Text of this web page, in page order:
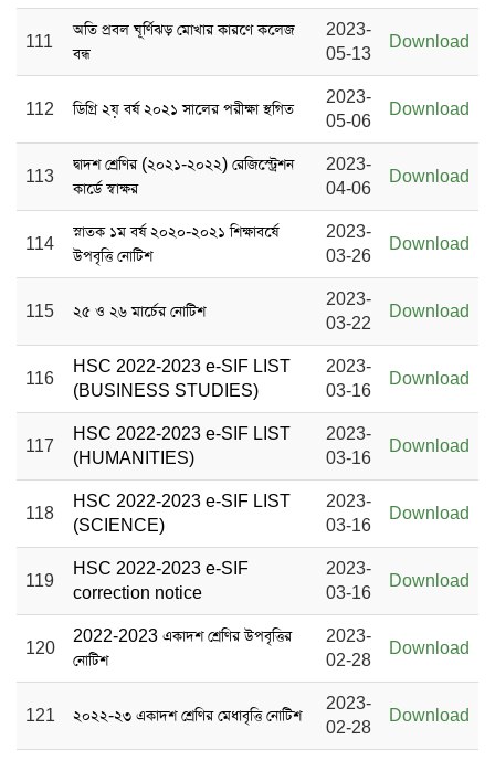
111
অতি প্রবল ঘূর্ণিঝড় মোখার কারণে কলেজ
বন্ধ
2023-
05-13
Download
112 ডিগ্রি ২য় বর্ষ ২০২১ সালের পরীক্ষা স্থগিত
2023-
05-06
Download
113
দ্বাদশ শ্রেণির (২০২১-২০২২) রেজিস্ট্রেশন
কার্ডে স্বাক্ষর
2023-
04-06
Download
114
স্নাতক ১ম বর্ষ ২০২০-২০২১ শিক্ষাবর্ষে
উপবৃত্তি নোটিশ
2023-
03-26
Download
115 ২৫ ও ২৬ মার্চের নোটিশ
2023-
03-22
Download
116
HSC 2022-2023 e-SIF LIST
(BUSINESS STUDIES)
2023-
03-16
Download
117
HSC 2022-2023 e-SIF LIST
(HUMANITIES)
2023-
03-16
Download
118
HSC 2022-2023 e-SIF LIST
(SCIENCE)
2023-
03-16
Download
119
HSC 2022-2023 e-SIF
correction notice
2023-
03-16
Download
120
2022-2023 একাদশ শ্রেণির উপবৃত্তির
নোটিশ
2023-
02-28
Download
121 ২০২২-২৩ একাদশ শ্রেণির মেধাবৃত্তি নোটিশ
2023-
02-28
Download